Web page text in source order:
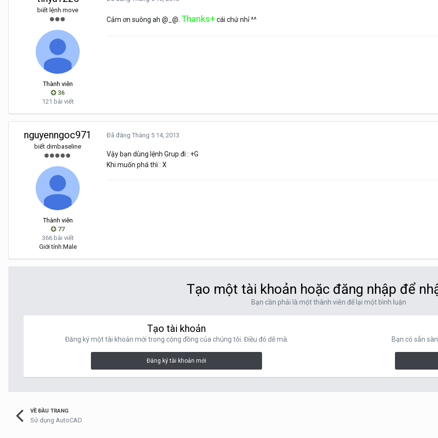
biết lệnh move
Thành viên
36
121 bài viết
Cảm ơn suông ah @_@. Thanks+ cái chứ nhỉ ^^
nguyenngoc971
biết dimbaseline
Thành viên
77
366 bài viết
Giới tính:Male
Đã đăng Tháng 5 14, 2013
Vậy bạn dùng lệnh Grup đi : +G
Khi muốn phá thì : X
Tạo một tài khoản hoặc đăng nhập để
Bạn cần phải là một thành viên để lại một bình luận
Tạo tài khoản
Đăng ký một tài khoản mới trong cộng đồng của chúng tôi. Điều đó dễ mà.
Đăng ký tài khoản mới
Bạn có sẵn
VỀ ĐẦU TRANG
Sử dụng AutoCAD